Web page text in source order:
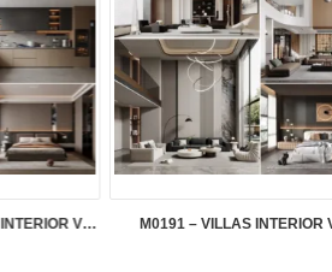
M0193 – MODERN STYLES INTERIOR VOL.5 M0191 – VILLAS INTERIOR